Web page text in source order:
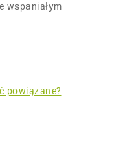
wspaniałym